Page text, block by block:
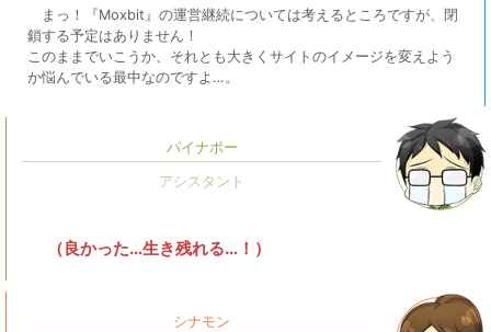
まっ！『Moxbit』の運営継続については考えるところですが、閉
鎖する予定はありません！
このままでいこうか、それとも大きくサイトのイメージを変えよう
か悩んでいる最中なのですよ…。
パイナポー
（良かった…生き残れる…！）
シナモン